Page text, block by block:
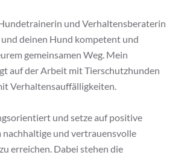
und Verhaltensberaterin
deinen Hund kompetent und
gemeinsamen Weg. Mein
auf der Arbeit mit Tierschutzhunden
Verhaltensauffälligkeiten.
und setze auf positive
nachhaltige und vertrauensvolle
erreichen. Dabei stehen die